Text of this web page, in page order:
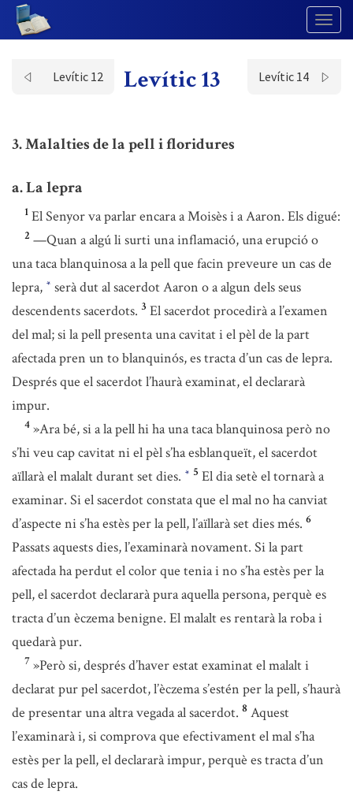
Levític 12 Levític 13 Levític 14
3. Malalties de la pell i floridures
a. La lepra
1 El Senyor va parlar encara a Moisès i a Aaron. Els digué:
2 —Quan a algú li surti una inflamació, una erupció o
una taca blanquinosa a la pell que facin preveure un cas de
lepra, * serà dut al sacerdot Aaron o a algun dels seus
descendents sacerdots. 3 El sacerdot procedirà a l’examen
del mal; si la pell presenta una cavitat i el pèl de la part
afectada pren un to blanquinós, es tracta d’un cas de lepra.
Després que el sacerdot l’haurà examinat, el declararà
impur.
4 »Ara bé, si a la pell hi ha una taca blanquinosa però no
s’hi veu cap cavitat ni el pèl s’ha esblanqueït, el sacerdot
aïllarà el malalt durant set dies. * 5 El dia setè el tornarà a
examinar. Si el sacerdot constata que el mal no ha canviat
d’aspecte ni s’ha estès per la pell, l’aïllarà set dies més. 6
Passats aquests dies, l’examinarà novament. Si la part
afectada ha perdut el color que tenia i no s’ha estès per la
pell, el sacerdot declararà pura aquella persona, perquè es
tracta d’un èczema benigne. El malalt es rentarà la roba i
quedarà pur.
7 »Però si, després d’haver estat examinat el malalt i
declarat pur pel sacerdot, l’èczema s’estén per la pell, s’haurà
de presentar una altra vegada al sacerdot. 8 Aquest
l’examinarà i, si comprova que efectivament el mal s’ha
estès per la pell, el declararà impur, perquè es tracta d’un
cas de lepra.